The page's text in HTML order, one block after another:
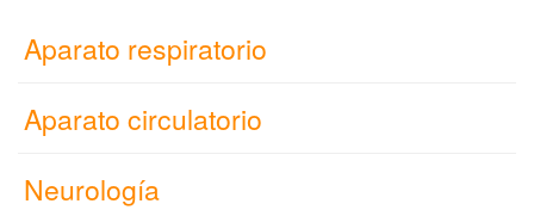
Aparato respiratorio
Aparato circulatorio
Neurología